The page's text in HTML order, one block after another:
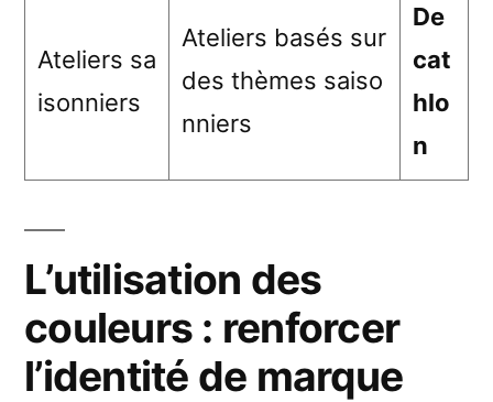
Ateliers sa
isonniers
Ateliers basés sur
des thèmes saiso
nniers
De
cat
hlo
n
L’utilisation des
couleurs : renforcer
l’identité de marque